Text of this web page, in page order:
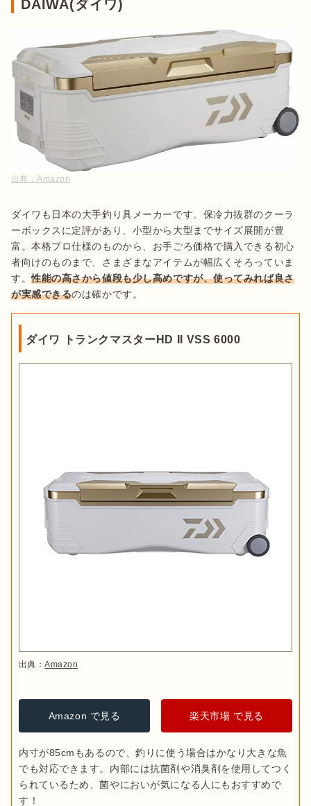
DAIWA(ダイワ)
出典：Amazon
ダイワも日本の大手釣り具メーカーです。保冷力抜群のクーラ
ーボックスに定評があり、小型から大型までサイズ展開が豊
富。本格プロ仕様のものから、お手ごろ価格で購入できる初心
者向けのものまで、さまざまなアイテムが幅広くそろっていま
す。性能の高さから値段も少し高めですが、使ってみれば良さ
が実感できるのは確かです。
ダイワ トランクマスターHD II VSS 6000
出典：Amazon
Amazon で見る 楽天市場 で見る
内寸が85cmもあるので、釣りに使う場合はかなり大きな魚
でも対応できます。内部には抗菌剤や消臭剤を使用してつく
られているため、菌やにおいが気になる人にもおすすめで